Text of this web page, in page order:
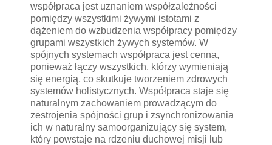
współpraca jest uznaniem współzależności
pomiędzy wszystkimi żywymi istotami z
dążeniem do wzbudzenia współpracy pomiędzy
grupami wszystkich żywych systemów. W
spójnych systemach współpraca jest cenna,
ponieważ łączy wszystkich, którzy wymieniają
się energią, co skutkuje tworzeniem zdrowych
systemów holistycznych. Współpraca staje się
naturalnym zachowaniem prowadzącym do
zestrojenia spójności grup i zsynchronizowania
ich w naturalny samoorganizujący się system,
który powstaje na rdzeniu duchowej misji lub